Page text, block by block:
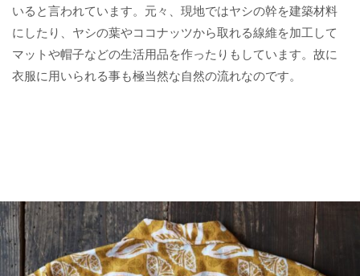
いると言われています。元々、現地ではヤシの幹を建築材料
にしたり、ヤシの葉やココナッツから取れる線維を加工して
マットや帽子などの生活用品を作ったりもしています。故に
衣服に用いられる事も極当然な自然の流れなのです。